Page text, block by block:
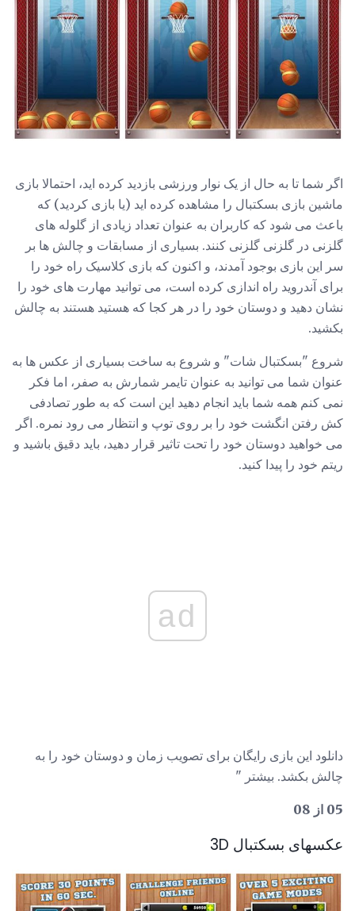
اگر شما تا به حال از یک نوار ورزشی بازدید کرده اید، احتمالا بازی
ماشین بازی بسکتبال را مشاهده کرده اید (یا بازی کردید) که
باعث می شود که کاربران به عنوان تعداد زیادی از گلوله های
گلزنی در گلزنی گلزنی کنند. بسیاری از مسابقات و چالش ها بر
سر این بازی بوجود آمدند، و اکنون که بازی کلاسیک راه خود را
برای آندروید راه اندازی کرده است، می توانید مهارت های خود را
نشان دهید و دوستان خود را در هر کجا که هستید هستند به چالش
بکشید.
شروع "بسکتبال شات" و شروع به ساخت بسیاری از عکس ها به
عنوان شما می توانید به عنوان تایمر شمارش به صفر، اما فکر
نمی کنم همه شما باید انجام دهید این است که به طور تصادفی
کش رفتن انگشت خود را بر روی توپ و انتظار می رود نمره. اگر
می خواهید دوستان خود را تحت تاثیر قرار دهید، باید دقیق باشید و
ریتم خود را پیدا کنید.
ad
دانلود این بازی رایگان برای تصویب زمان و دوستان خود را به
چالش بکشد. بیشتر "
05 از 08
عکسهای بسکتبال 3D